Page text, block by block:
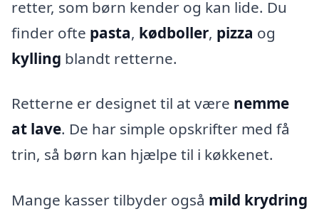
retter, som børn kender og kan lide. Du
finder ofte pasta, kødboller, pizza og
kylling blandt retterne.
Retterne er designet til at være nemme
at lave. De har simple opskrifter med få
trin, så børn kan hjælpe til i køkkenet.
Mange kasser tilbyder også mild krydring